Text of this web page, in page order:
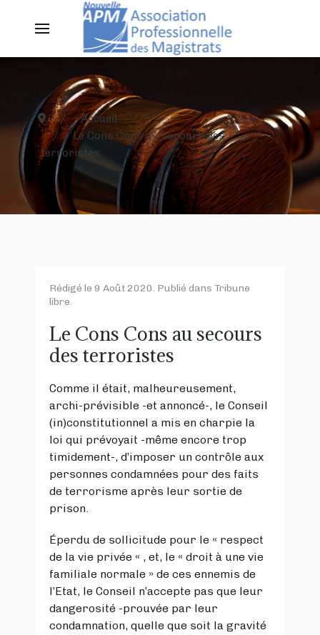
Accueil
Le Cons Cons au secours des
terroristes
Rédigé le 9 Août 2020. Publié dans Tribune
libre.
Le Cons Cons au secours
des terroristes
Comme il était, malheureusement,
archi-prévisible -et annoncé-, le Conseil
(in)constitutionnel a mis en charpie la
loi qui prévoyait -même encore trop
timidement-, d’imposer un contrôle aux
personnes condamnées pour des faits
de terrorisme après leur sortie de
prison.
Éperdu de sollicitude pour le « respect
de la vie privée « , et, le « droit à une vie
familiale normale » de ces ennemis de
l’Etat, le Conseil n’accepte pas que leur
dangerosité -prouvée par leur
condamnation, quelle que soit la gravité